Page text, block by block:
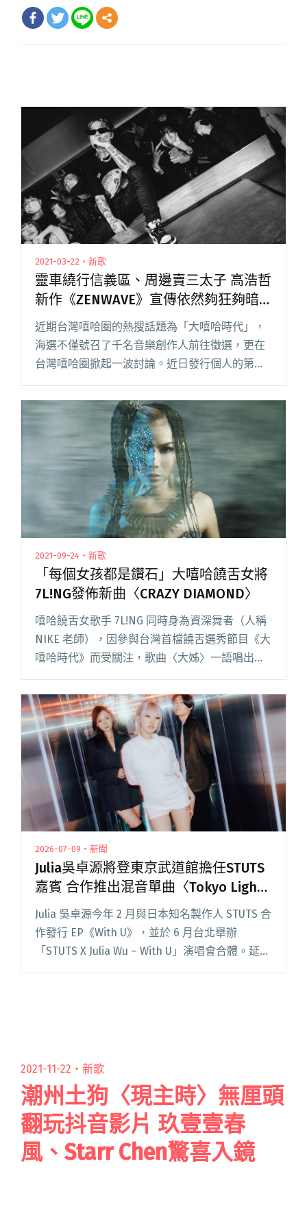
2021-03-22・新歌
靈車繞行信義區、周邊賣三太子 高浩哲
新作《ZENWAVE》宣傳依然夠狂夠暗
黑
近期台灣嘻哈圈的熱搜話題為「大嘻哈時代」，
海選不僅號召了千名音樂創作人前往徵選，更在
台灣嘻哈圈掀起一波討論。近日發行個人的第五
張專輯《ZENWAVE》的「台灣地下陷阱饒舌小霸
王」高浩哲 K-HOW，日前便於社群媒體上用短短
八行文字簡述「大嘻閱讀全文 "靈車繞行信義
區、周邊賣三太子 高浩哲新作《ZENWAVE》宣傳
依然夠狂夠暗黑"
2021-09-24・新歌
「每個女孩都是鑽石」大嘻哈饒舌女將
7L!NG發佈新曲〈CRAZY DIAMOND〉
嘻哈饒舌女歌手 7L!NG 同時身為資深舞者（人稱
NIKE 老師），因參與台灣首檔饒舌選秀節目《大
嘻哈時代》而受關注，歌曲〈大姊〉一語唱出：
「你的偶像，都要叫我一聲 NIKE 老師！」令網
友印象深刻，連評審們都肯定其在台灣嘻哈圈內
不可動搖閱讀全文 "「每個女孩都是鑽石」大嘻
哈饒舌女將7L!NG發佈新曲〈CRAZY
DIAMOND〉"
2026-07-09・新聞
Julia吳卓源將登東京武道館擔任STUTS
嘉賓 合作推出混音單曲〈Tokyo Lights
Remix (feat. Elle Teresa)〉
Julia 吳卓源今年 2 月與日本知名製作人 STUTS 合
作發行 EP《With U》，並於 6 月台北舉辦
「STUTS X Julia Wu – With U」演唱會合體。延續
合作情誼，雙方於 7 月 8 日再推全新單曲 閱讀全
2021-11-22・ 新歌
潮州土狗〈現主時〉無厘頭
翻玩抖音影片 玖壹壹春
風、Starr Chen驚喜入鏡